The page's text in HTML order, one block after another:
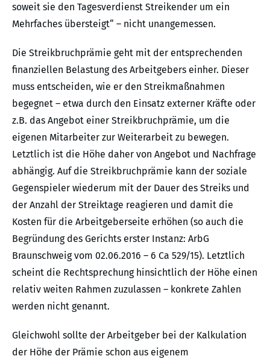
soweit sie den Tagesverdienst Streikender um ein
Mehrfaches übersteigt“ – nicht unangemessen.
Die Streikbruchprämie geht mit der entsprechenden
finanziellen Belastung des Arbeitgebers einher. Dieser
muss entscheiden, wie er den Streikmaßnahmen
begegnet – etwa durch den Einsatz externer Kräfte oder
z.B. das Angebot einer Streikbruchprämie, um die
eigenen Mitarbeiter zur Weiterarbeit zu bewegen.
Letztlich ist die Höhe daher von Angebot und Nachfrage
abhängig. Auf die Streikbruchprämie kann der soziale
Gegenspieler wiederum mit der Dauer des Streiks und
der Anzahl der Streiktage reagieren und damit die
Kosten für die Arbeitgeberseite erhöhen (so auch die
Begründung des Gerichts erster Instanz: ArbG
Braunschweig vom 02.06.2016 – 6 Ca 529/15). Letztlich
scheint die Rechtsprechung hinsichtlich der Höhe einen
relativ weiten Rahmen zuzulassen – konkrete Zahlen
werden nicht genannt.
Gleichwohl sollte der Arbeitgeber bei der Kalkulation
der Höhe der Prämie schon aus eigenem